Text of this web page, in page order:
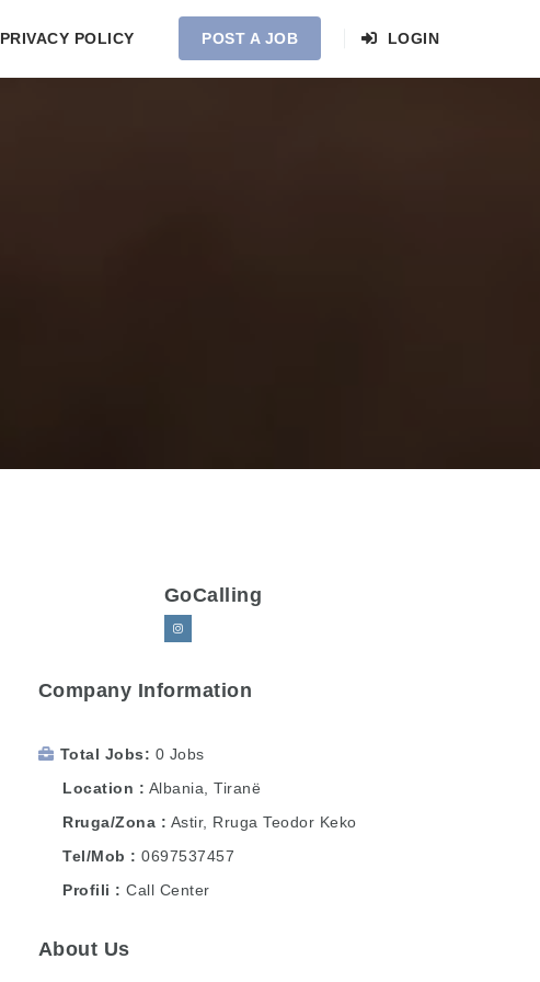
PRIVACY POLICY POST A JOB LOGIN
GoCalling
Company Information
Total Jobs
0 Jobs
Location
Albania ,Tiranë
Rruga/Zona
Astir, Rruga Teodor Keko
Tel/Mob
0697537457
Profili
Call Center
About Us